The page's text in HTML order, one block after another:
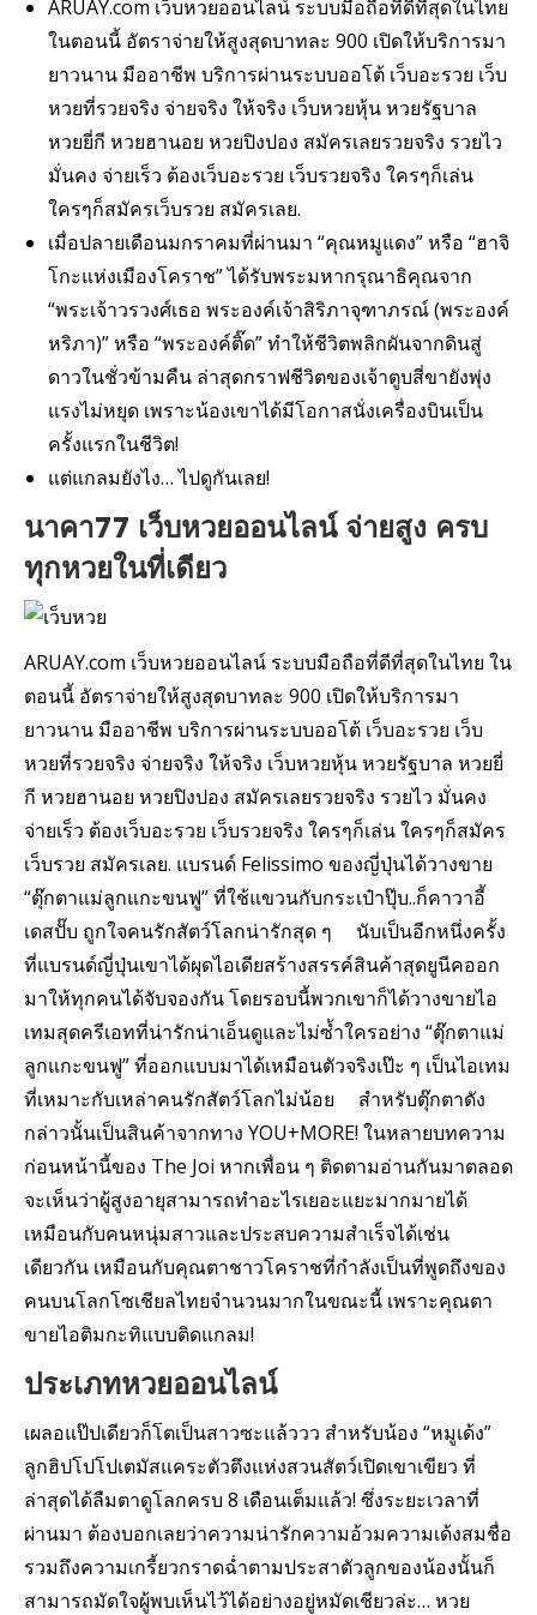
ARUAY.com เว็บหวยออนไลน์ ระบบมือถือที่ดีที่สุดในไทย
ในตอนนี้ อัตราจ่ายให้สูงสุดบาทละ 900 เปิดให้บริการมา
ยาวนาน มืออาชีพ บริการผ่านระบบออโต้ เว็บอะรวย เว็บ
หวยที่รวยจริง จ่ายจริง ให้จริง เว็บหวยหุ้น หวยรัฐบาล
หวยยี่กี หวยฮานอย หวยปิงปอง สมัครเลยรวยจริง รวยไว
มั่นคง จ่ายเร็ว ต้องเว็บอะรวย เว็บรวยจริง ใครๆก็เล่น
ใครๆก็สมัครเว็บรวย สมัครเลย.
เมื่อปลายเดือนมกราคมที่ผ่านมา “คุณหมูแดง” หรือ “ฮาจิ
โกะแห่งเมืองโคราช” ได้รับพระมหากรุณาธิคุณจาก
“พระเจ้าวรวงศ์เธอ พระองค์เจ้าสิริภาจุฑาภรณ์ (พระองค์
หริภา)” หรือ “พระองค์ติ๊ด” ทำให้ชีวิตพลิกผันจากดินสู่
ดาวในชั่วข้ามคืน ล่าสุดกราฟชีวิตของเจ้าตูบสี่ขายังพุ่ง
แรงไม่หยุด เพราะน้องเขาได้มีโอกาสนั่งเครื่องบินเป็น
ครั้งแรกในชีวิต!
แต่แกลมยังไง… ไปดูกันเลย!
นาคา77 เว็บหวยออนไลน์ จ่ายสูง ครบ
ทุกหวยในที่เดียว
ARUAY.com เว็บหวยออนไลน์ ระบบมือถือที่ดีที่สุดในไทย ใน
ตอนนี้ อัตราจ่ายให้สูงสุดบาทละ 900 เปิดให้บริการมา
ยาวนาน มืออาชีพ บริการผ่านระบบออโต้ เว็บอะรวย เว็บ
หวยที่รวยจริง จ่ายจริง ให้จริง เว็บหวยหุ้น หวยรัฐบาล หวยยี่
กี หวยฮานอย หวยปิงปอง สมัครเลยรวยจริง รวยไว มั่นคง
จ่ายเร็ว ต้องเว็บอะรวย เว็บรวยจริง ใครๆก็เล่น ใครๆก็สมัคร
เว็บรวย สมัครเลย. แบรนด์ Felissimo ของญี่ปุ่นได้วางขาย
“ตุ๊กตาแม่ลูกแกะขนฟู” ที่ใช้แขวนกับกระเป๋าปุ๊บ..ก็คาวาอี้
เดสปั๊บ ถูกใจคนรักสัตว์โลกน่ารักสุด ๆ นับเป็นอีกหนึ่งครั้ง
ที่แบรนด์ญี่ปุ่นเขาได้ผุดไอเดียสร้างสรรค์สินค้าสุดยูนีคออก
มาให้ทุกคนได้จับจองกัน โดยรอบนี้พวกเขาก็ได้วางขายไอ
เทมสุดครีเอทที่น่ารักน่าเอ็นดูและไม่ซ้ำใครอย่าง “ตุ๊กตาแม่
ลูกแกะขนฟู” ที่ออกแบบมาได้เหมือนตัวจริงเป๊ะ ๆ เป็นไอเทม
ที่เหมาะกับเหล่าคนรักสัตว์โลกไม่น้อย สำหรับตุ๊กตาดัง
กล่าวนั้นเป็นสินค้าจากทาง YOU+MORE! ในหลายบทความ
ก่อนหน้านี้ของ The Joi หากเพื่อน ๆ ติดตามอ่านกันมาตลอด
จะเห็นว่าผู้สูงอายุสามารถทำอะไรเยอะแยะมากมายได้
เหมือนกับคนหนุ่มสาวและประสบความสำเร็จได้เช่น
เดียวกัน เหมือนกับคุณตาชาวโคราชที่กำลังเป็นที่พูดถึงของ
คนบนโลกโซเชียลไทยจำนวนมากในขณะนี้ เพราะคุณตา
ขายไอติมกะทิแบบติดแกลม!
ประเภทหวยออนไลน์
เผลอแป๊ปเดียวก็โตเป็นสาวซะแล้ววว สำหรับน้อง “หมูเด้ง”
ลูกฮิปโปโปเตมัสแคระตัวตึงแห่งสวนสัตว์เปิดเขาเขียว ที่
ล่าสุดได้ลืมตาดูโลกครบ 8 เดือนเต็มแล้ว! ซึ่งระยะเวลาที่
ผ่านมา ต้องบอกเลยว่าความน่ารักความอ้วมความเด้งสมชื่อ
รวมถึงความเกรี้ยวกราดฉ่ำตามประสาตัวลูกของน้องนั้นก็
สามารถมัดใจผู้พบเห็นไว้ได้อย่างอยู่หมัดเชียวล่ะ… หวย